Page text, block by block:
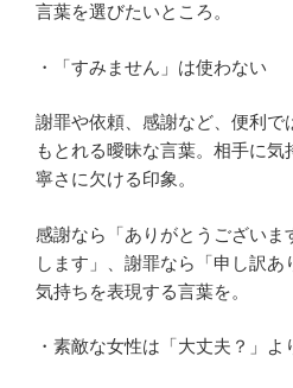
言葉を選びたいところ。
・「すみません」は使わない
謝罪や依頼、感謝など、便利で
もとれる曖昧な言葉。相手に
寧さに欠ける印象。
感謝なら「ありがとうございま
します」、謝罪なら「申し訳あ
気持ちを表現する言葉を。
・素敵な女性は「大丈夫？」よ